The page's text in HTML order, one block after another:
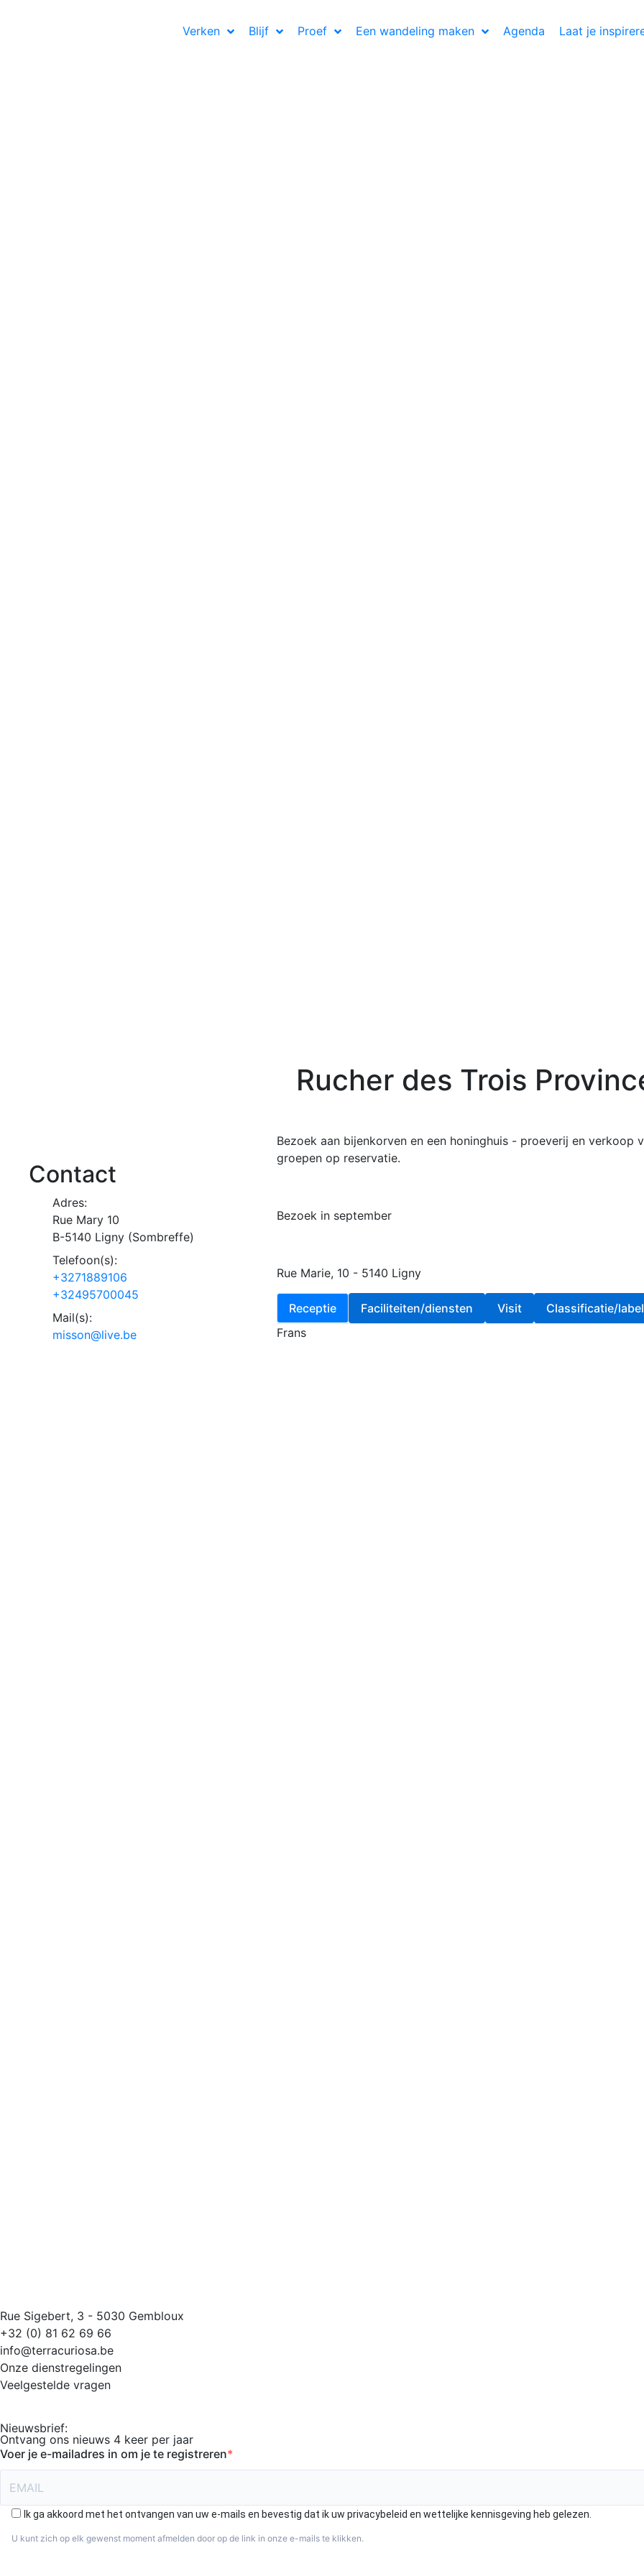
Verken Blijf Proef Een wandeling maken Agenda Laat je
Rucher des Trois
Contact
Adres:
Rue Mary 10
B-5140 Ligny(Sombreffe)
Telefoon(s):
+3271889106
+32495700045
Mail(s):
misson@live.be
Bezoek aan bijenkorven en een honinghuis - proeverij en
groepen op reservatie.
Bezoek in september
Rue Marie, 10 - 5140 Ligny
Receptie Faciliteiten/diensten Visit
Classificatie/
Frans
Rue Sigebert, 3 - 5030 Gembloux
+32 (0) 81 62 69 66
info@terracuriosa.be
Onze dienstregelingen
Veelgestelde vragen
Nieuwsbrief:
Ontvang ons nieuws 4 keer per jaar
Voer je e-mailadres in om je te registreren
Ik ga akkoord met het ontvangen van uw e-mails en bevestig dat ik uw privacybeleid en wettelijke kennisgeving heb gelezen.
U kunt zich op elk gewenst moment afmelden door op de link in onze e-mails te klikken.